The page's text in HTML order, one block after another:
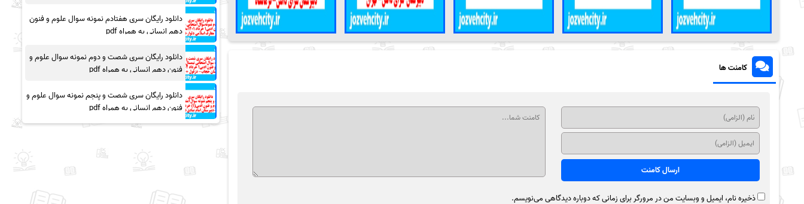
کامنت ها
ذخیره نام، ایمیل و وبسایت من در مرورگر برای زمانی که دوباره دیدگاهی می‌نویسم.
دانلود رایگان سری هفتادم نمونه سوال علوم و فنون
دهم انسانی به همراه pdf
دانلود رایگان سری شصت و دوم نمونه سوال علوم و
فنون دهم انسانی به همراه pdf
دانلود رایگان سری شصت و پنجم نمونه سوال علوم و
فنون دهم انسانی به همراه pdf